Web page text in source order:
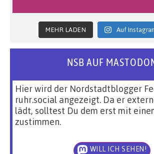
MEHR LADEN Auf
NSB AUF
Hier wird der Nordstadtblogger
ruhr.social angezeigt. Da er
lädt, solltest Du dem erst mit
zustimmen.
WILL ICH SEHEN!